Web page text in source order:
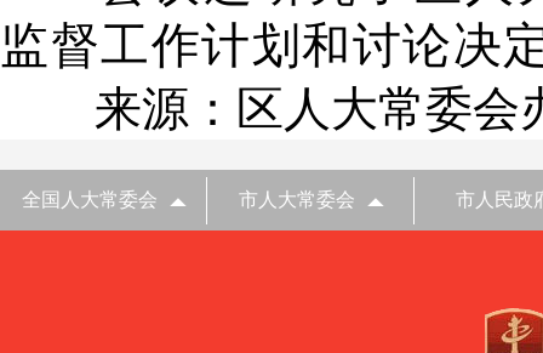
监督工作计划和讨论决
来源：区人大常委会
全国人大常委会 市人大常委会 市人民政